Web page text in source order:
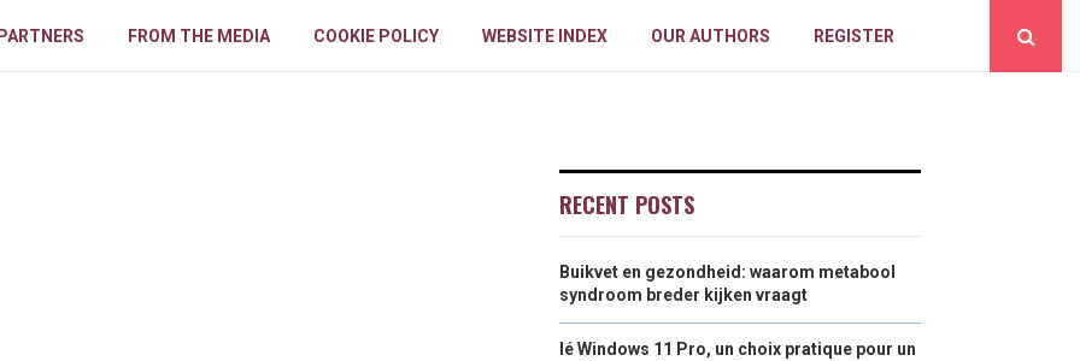
FROM THE MEDIA COOKIE POLICY WEBSITE INDEX OUR AUTHORS REGISTER
RECENT POSTS
Buikvet en gezondheid: waarom metabool
syndroom breder kijken vraagt
lé Windows 11 Pro, un choix pratique pour un